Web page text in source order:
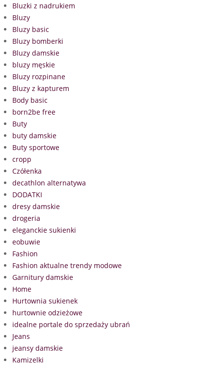
Bluzki z nadrukiem
Bluzy
Bluzy basic
Bluzy bomberki
Bluzy damskie
bluzy męskie
Bluzy rozpinane
Bluzy z kapturem
Body basic
born2be free
Buty
buty damskie
Buty sportowe
cropp
Czółenka
decathlon alternatywa
DODATKI
dresy damskie
drogeria
eleganckie sukienki
eobuwie
Fashion
Fashion aktualne trendy modowe
Garnitury damskie
Home
Hurtownia sukienek
hurtownie odzieżowe
idealne portale do sprzedaży ubrań
Jeans
jeansy damskie
Kamizelki